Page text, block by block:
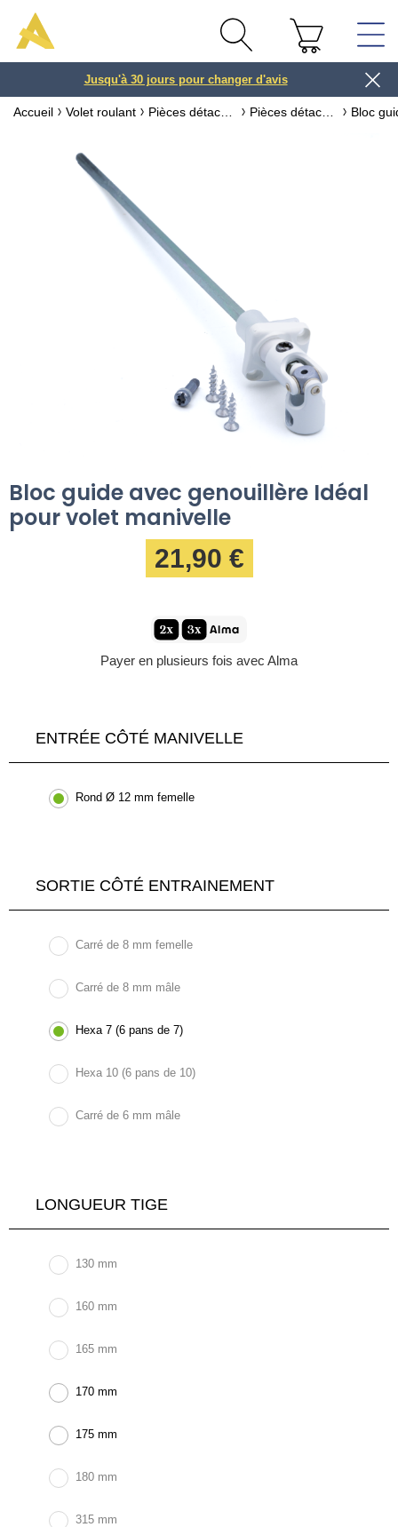
3 ou 4x
Jusqu'à 30 jours pour changer d'avis
Accueil Volet roulant
Bloc guide avec genouillère Idéal
pour volet manivelle
21,90 €
Payer en plusieurs fois avec Alma
ENTRÉE CÔTÉ MANIVELLE
Rond Ø 12 mm femelle
SORTIE CÔTÉ ENTRAINEMENT
Carré de 8 mm femelle
Carré de 8 mm mâle
Hexa 7 (6 pans de 7)
Hexa 10 (6 pans de 10)
Carré de 6 mm mâle
LONGUEUR TIGE
130 mm
160 mm
165 mm
170 mm
175 mm
180 mm
315 mm